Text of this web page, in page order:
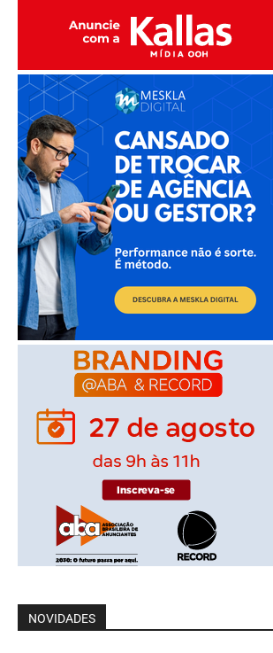
NOVIDADES